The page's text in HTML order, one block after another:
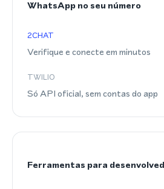
WhatsApp no seu número
2CHAT
Verifique e conecte em minutos
TWILIO
Só API oficial, sem contas do app
Ferramentas para